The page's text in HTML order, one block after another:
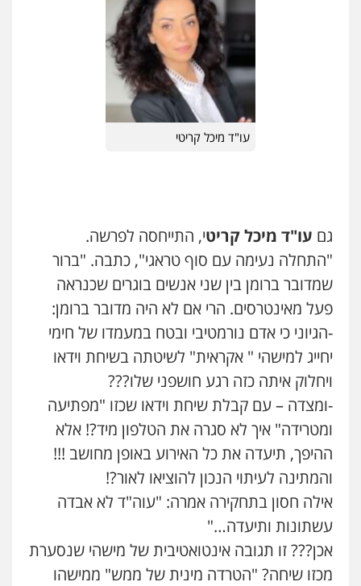
עו"ד מיכל קריטי
גם עו"ד מיכל קריטי, התייחסה לפרשה.
"התחלה נעימה עם סוף טראגי", כתבה. "ברור
שמדובר ברומן בין שני אנשים בוגרים שכנראה
פעל מאינטרסים. הרי אם לא היה מדובר ברומן:
-הגיוני כי אדם נורמטיבי ובטח במעמדו של חימי
יחייג למישהי " אקראית" לשיטתה בשיחת וידאו
ויחלוק איתה כזה רגע חושפני שלו???
-ומצדה – עם קבלת שיחת וידאו שכזו "מפתיעה
ומטרידה" איך לא סגרה את הטלפון מיד?! אלא
ההיפך, תיעדה את כל האירוע באופן מחושב !!!
והמתינה לעיתוי הנכון להוציאו לאור?!
אילה חסון בתחקירה אמרה: "עוה"ד לא אבדה
עשתונות ותיעדה…"
אכן??? זו תגובה אינטואטיבית של מישהי שנסערת
מכזו שיחה? "הטרדה מינית של ממש" ממישהו